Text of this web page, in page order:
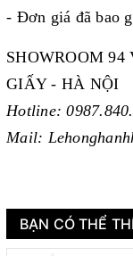
- Đơn giá đã bao
SHOWROOM
GIẤY - HÀ NỘI
Hotline:
Mail:
BẠN CÓ THỂ